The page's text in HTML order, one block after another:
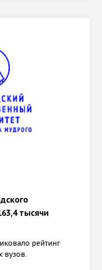
тысячи
рейтинг
вузов.